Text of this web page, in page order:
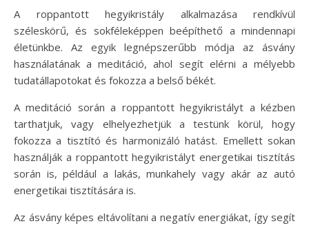
A roppantott hegyikristály alkalmazása rendkívül
széleskörű, és sokféleképpen beépíthető a mindennapi
életünkbe. Az egyik legnépszerűbb módja az ásvány
használatának a meditáció, ahol segít elérni a mélyebb
tudatállapotokat és fokozza a belső békét.
A meditáció során a roppantott hegyikristályt a kézben
tarthatjuk, vagy elhelyezhetjük a testünk körül, hogy
fokozza a tisztító és harmonizáló hatást. Emellett sokan
használják a roppantott hegyikristályt energetikai tisztítás
során is, például a lakás, munkahely vagy akár az autó
energetikai tisztítására is.
Az ásvány képes eltávolítani a negatív energiákat, így segít